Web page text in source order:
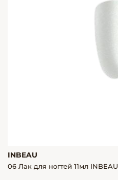
INBEAU
06 Лак для ногтей 11мл INBEAU